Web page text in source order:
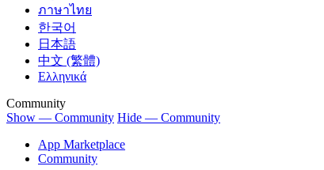
ภาษาไทย
한국어
日本語
中文 (繁體)
Ελληνικά
Community
Show — Community Hide — Community
App Marketplace
Community